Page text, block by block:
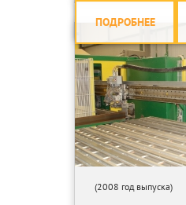
ПОДРОБНЕЕ
(2008 год выпуска)